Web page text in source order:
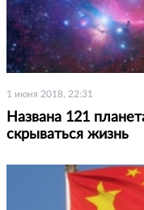
1 июня 2018, 22:31
Названа 121
скрываться жизнь